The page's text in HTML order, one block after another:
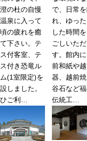
の杜の自慢
泉に入って
の疲れを癒
下さい。テ
付客室、テ
付き恐竜ル
(1室限定)を
しました。
ご利…
で、日常
れ、ゆっ
した時間
ごしいた
す。館内
前和紙や
器、越前
谷石など
伝統工…